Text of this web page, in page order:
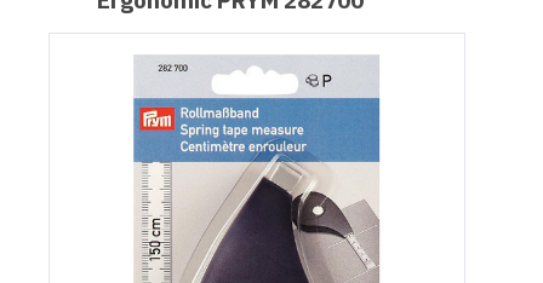
ОБОРУДОВАНИЕ
АКСЕССУАРЫ